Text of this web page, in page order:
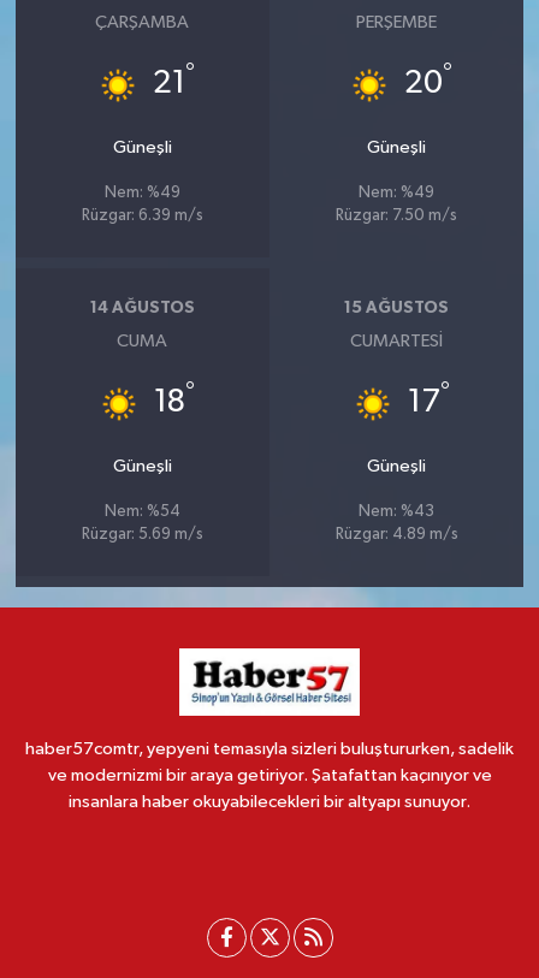
ÇARŞAMBA
21 °
Güneşli
Nem: %49
Rüzgar: 6.39 m/s
PERŞEMBE
20°
Güneşli
Nem: %49
Rüzgar: 7.50 m/s
14 AĞUSTOS
CUMA
18°
Güneşli
Nem: %54
Rüzgar: 5.69 m/s
15 AĞUSTOS
CUMARTESI
17°
Güneşli
Nem: %43
Rüzgar: 4.89 m/s
haber57comtr, yepyeni temasıyla sizleri buluştururken, sadelik
ve modernizmi bir araya getiriyor. Şatafattan kaçınıyor ve
insanlara haber okuyabilecekleri bir altyapı sunuyor.